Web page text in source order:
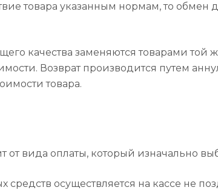
товара указанным нормам, то
качества заменяются товарами той
Возврат производится путем
товара.
от вида оплаты, который изначально
осуществляется на кассе не